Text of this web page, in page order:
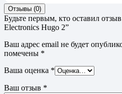
Отзывы (0)
Будьте первым, кто оставил отзыв
Electronics Hugo 2”
Ваш адрес email не будет
помечены *
Ваша оценка *
Ваш отзыв *